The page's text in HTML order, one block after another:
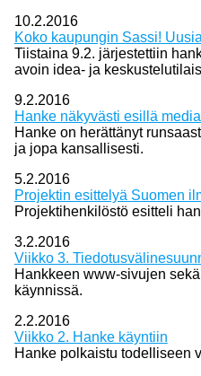
10.2.2016
Koko kaupungin Sassi!
Tiistaina 9.2. järjestettiin
avoin idea- ja
9.2.2016
Hanke näkyvästi esillä
Hanke on herättänyt
ja jopa kansallisesti.
5.2.2016
Projektin esittelyä Suomen
Projektihenkilöstö esitteli
3.2.2016
Viikko 3.
Hankkeen www-sivujen
käynnissä.
2.2.2016
Viikko 2. Hanke käyntiin
Hanke polkaistu todelliseen